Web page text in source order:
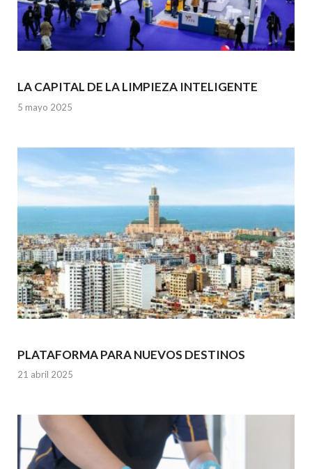
LA CAPITAL DE LA LIMPIEZA INTELIGENTE
5 mayo 2025
PLATAFORMA PARA NUEVOS DESTINOS
21 abril 2025